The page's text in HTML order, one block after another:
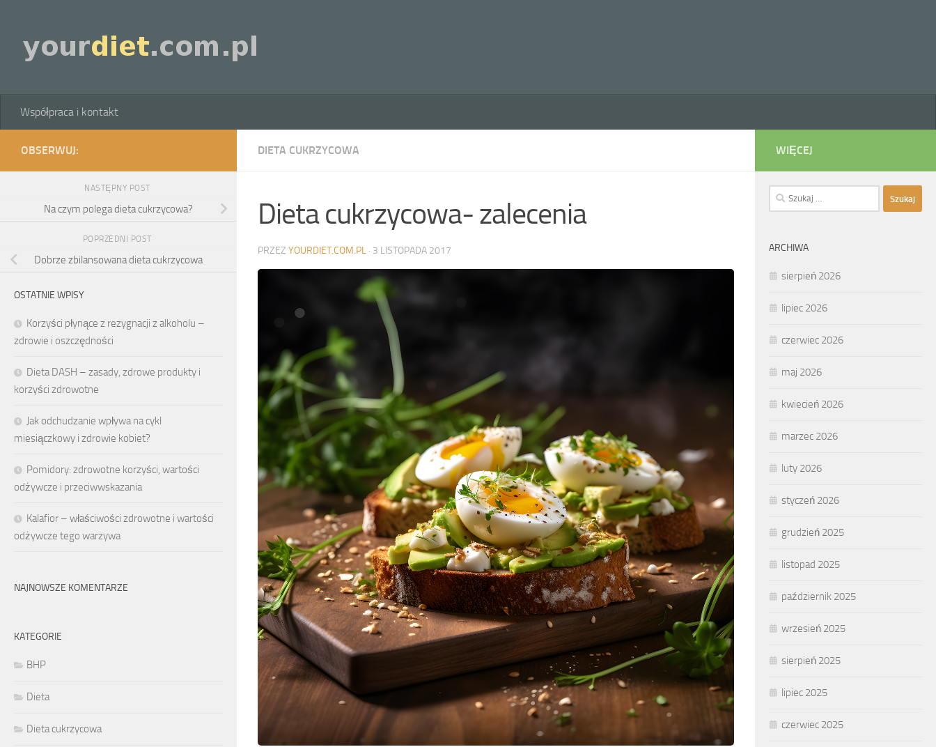
Współpraca i kontakt
DIETA CUKRZYCOWA
Dieta cukrzycowa- zalecenia
PRZEZ YOURDIET.COM.PL · 3 LISTOPADA 2017
OBSERWUJ:
NASTĘPNY POST
Na czym polega dieta cukrzycowa?
POPRZEDNI POST
Dobrze zbilansowana dieta cukrzycowa
OSTATNIE WPISY
Korzyści płynące z rezygnacji z alkoholu –
zdrowie i oszczędności
Dieta DASH – zasady, zdrowe produkty i
korzyści zdrowotne
Jak odchudzanie wpływa na cykl
miesiączkowy i zdrowie kobiet?
Pomidory: zdrowotne korzyści, wartości
odżywcze i przeciwwskazania
Kalafior – właściwości zdrowotne i wartości
odżywcze tego warzywa
NAJNOWSZE KOMENTARZE
KATEGORIE
BHP
Dieta
Dieta cukrzycowa
WIĘCEJ
Szukaj:
ARCHIWA
sierpień 2026
lipiec 2026
czerwiec 2026
maj 2026
kwiecień 2026
marzec 2026
luty 2026
styczeń 2026
grudzień 2025
listopad 2025
październik 2025
wrzesień 2025
sierpień 2025
lipiec 2025
czerwiec 2025